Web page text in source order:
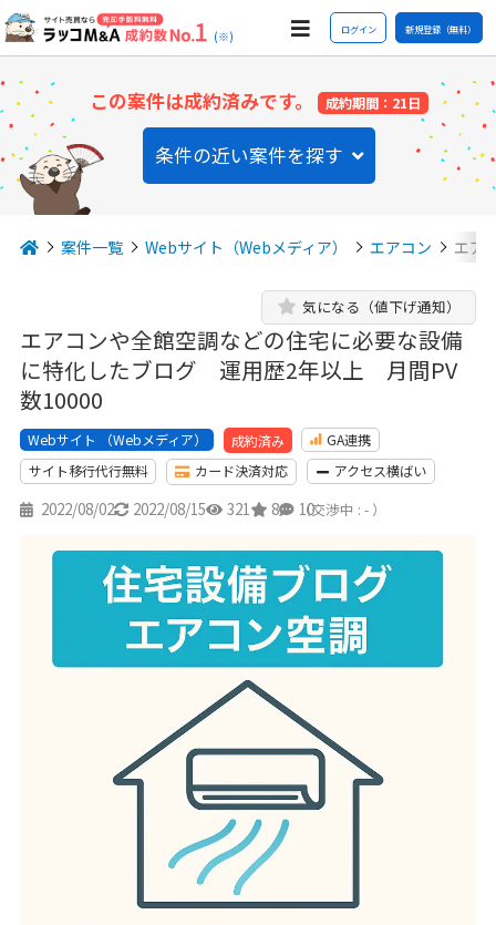
(※) ログイン 新規登録（無料）
この案件は成約済みです。 成約期間：21日
条件の近い案件を探す
案件一覧 Webサイト（Webメディア） エアコン エア
エアコンや全館空調などの住宅に必要な設備
に特化したブログ 運用歴2年以上 月間PV
数10000
気になる（値下げ通知）
Webサイト （Webメディア） 成約済み
GA連携
サイト移行代行無料
カード決済対応 アクセス横ばい
2022/08/02 2022/08/15 321 8 10
（交渉中 : - ）